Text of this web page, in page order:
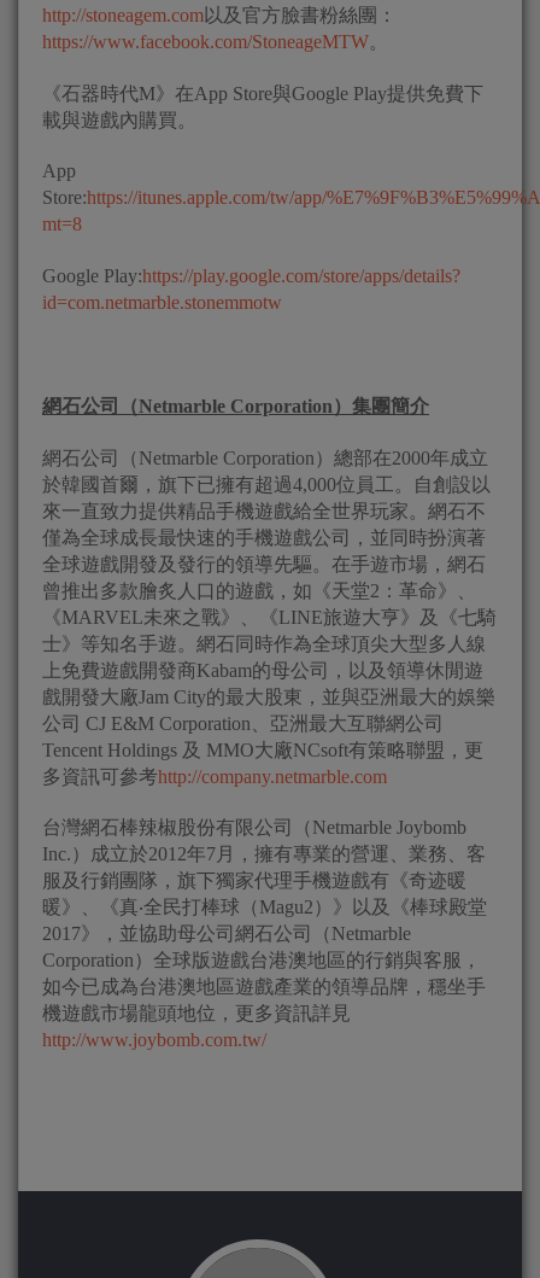
http://stoneagem.com以及官方臉書粉絲團：
https://www.facebook.com/StoneageMTW。
《石器時代M》在App Store與Google Play提供免費下
載與遊戲內購買。
App
Store:https://itunes.apple.com/tw/app/
mt=8
Google Play:https://play.google.com/store/apps/details?
id=com.netmarble.stonemmotw
網石公司（Netmarble Corporation）集團簡介
網石公司（Netmarble Corporation）總部在2000年成立
於韓國首爾，旗下已擁有超過4,000位員工。自創設以
來一直致力提供精品手機遊戲給全世界玩家。網石不
僅為全球成長最快速的手機遊戲公司，並同時扮演著
全球遊戲開發及發行的領導先驅。在手遊市場，網石
曾推出多款膾炙人口的遊戲，如《天堂2：革命》、
《MARVEL未來之戰》、《LINE旅遊大亨》及《七騎
士》等知名手遊。網石同時作為全球頂尖大型多人線
上免費遊戲開發商Kabam的母公司，以及領導休閒遊
戲開發大廠Jam City的最大股東，並與亞洲最大的娛樂
公司 CJ E&M Corporation、亞洲最大互聯網公司
Tencent Holdings 及 MMO大廠NCsoft有策略聯盟，更
多資訊可參考http://company.netmarble.com
台灣網石棒辣椒股份有限公司（Netmarble Joybomb
Inc.）成立於2012年7月，擁有專業的營運、業務、客
服及行銷團隊，旗下獨家代理手機遊戲有《奇迹暖
暖》、《真‧全民打棒球（Magu2）》以及《棒球殿堂
2017》，並協助母公司網石公司（Netmarble
Corporation）全球版遊戲台港澳地區的行銷與客服，
如今已成為台港澳地區遊戲產業的領導品牌，穩坐手
機遊戲市場龍頭地位，更多資訊詳見
http://www.joybomb.com.tw/